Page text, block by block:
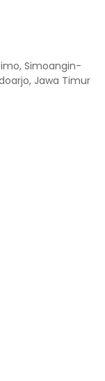
Simoangin-
Jawa Timur